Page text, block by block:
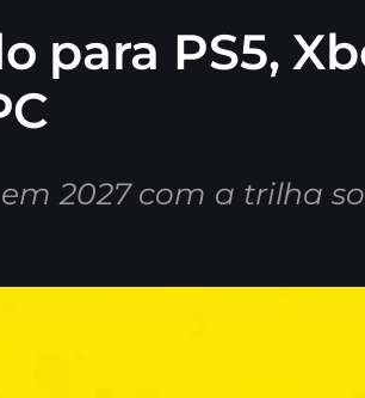
para PS5,
2027 com a trilha